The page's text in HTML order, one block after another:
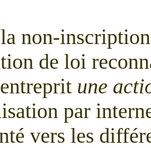
non-
de loi
une
par
vers les